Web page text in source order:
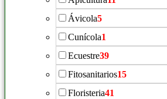
Ávicola5
Cunícola1
Ecuestre39
Fitosanitarios15
Floristeria41